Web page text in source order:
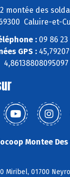
2 montée des
Caluire-et-
:09 86 23
GPS :
4,86138808095097
Montee
Miribel, 01700